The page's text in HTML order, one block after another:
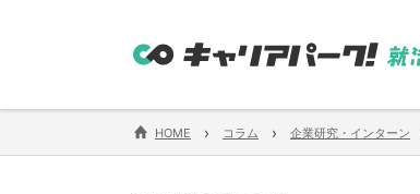
HOME › コラム › 企業研究・インターン